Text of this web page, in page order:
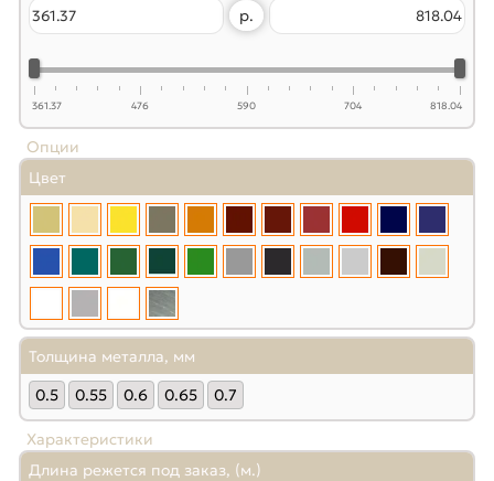
р.
361.37 476 590 704 818.04
Опции
Цвет
Толщина металла, мм
0.5
0.55 0.6 0.65 0.7
Характеристики
Длина режется под заказ, (м.)